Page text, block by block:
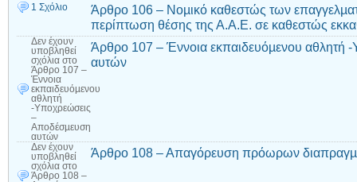
1 Σχόλιο
Άρθρο 106 – Νοµικό καθεστώς των
περίπτωση θέσης της Α.Α.Ε. σε καθεστώς
Δεν έχουν
υποβληθεί
σχόλια στο
Άρθρο 107 –
Έννοια
εκπαιδευόµενου
αθλητή
-Υποχρεώσεις
–
Αποδέσµευση
αυτών
Άρθρο 107 – Έννοια εκπαιδευόµενου αθλητή
αυτών
Δεν έχουν
υποβληθεί
σχόλια στο
Άρθρο 108 –
Άρθρο 108 – Απαγόρευση πρόωρων